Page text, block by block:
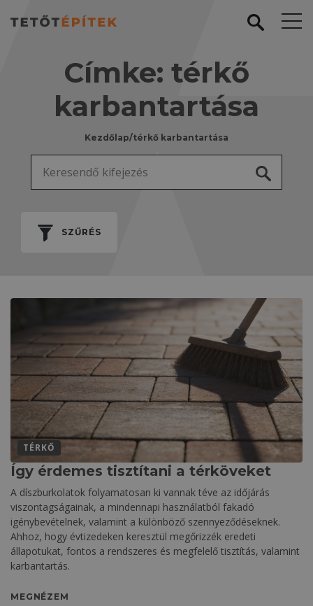
Címke: térkő
karbantartása
Kezdőlap/térkő karbantartása
SZŰRÉS
TÉRKŐ
Így érdemes tisztítani a térköveket
A díszburkolatok folyamatosan ki vannak téve az időjárás
viszontagságainak, a mindennapi használatból fakadó
igénybevételnek, valamint a különböző szennyeződéseknek.
Ahhoz, hogy évtizedeken keresztül megőrizzék eredeti
állapotukat, fontos a rendszeres és megfelelő tisztítás, valamint
karbantartás.
MEGNÉZEM